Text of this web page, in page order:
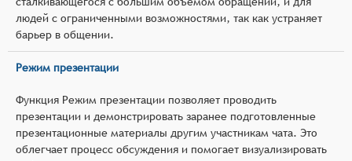
людей с ограниченными возможностями, так как устраняет
барьер в общении.
Режим презентации
Функция Режим презентации позволяет проводить
презентации и демонстрировать заранее подготовленные
презентационные материалы другим участникам чата. Это
облегчает процесс обсуждения и помогает визуализировать